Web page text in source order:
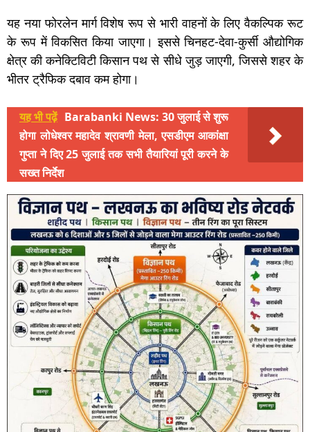
यह नया फोरलेन मार्ग विशेष रूप से भारी वाहनों के लिए वैकल्पिक रूट
के रूप में विकसित किया जाएगा। इससे चिनहट-देवा-कुर्सी औद्योगिक
क्षेत्र की कनेक्टिविटी किसान पथ से सीधे जुड़ जाएगी, जिससे शहर के
भीतर ट्रैफिक दबाव कम होगा।
यह भी पढ़ें Barabanki News: 30 जुलाई से शुरू
होगा लोधेश्वर महादेव श्रावणी मेला, एसडीएम आकांक्षा
गुप्ता ने दिए 25 जुलाई तक सभी तैयारियां पूरी करने के
सख्त निर्देश